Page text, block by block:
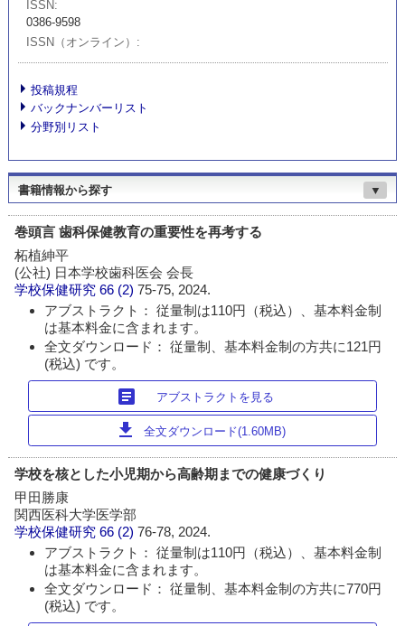
ISSN
0386-9598
ISSN（オンライン）
投稿規程
バックナンバーリスト
分野別リスト
書籍情報から探す ▼
巻頭言 歯科保健教育の重要性を再考する
柘植紳平
(公社) 日本学校歯科医会 会長
学校保健研究 66 (2)75-75, 2024.
アブストラクト： 従量制は110円（税込）、基本料金制
は基本料金に含まれます。
全文ダウンロード： 従量制、基本料金制の方共に121円
(税込) です。
article アブストラクトを見る
download 全文ダウンロード(1.60MB)
学校を核とした小児期から高齢期までの健康づくり
甲田勝康
関西医科大学医学部
学校保健研究 66 (2)76-78, 2024.
アブストラクト： 従量制は110円（税込）、基本料金制
は基本料金に含まれます。
全文ダウンロード： 従量制、基本料金制の方共に770円
(税込) です。